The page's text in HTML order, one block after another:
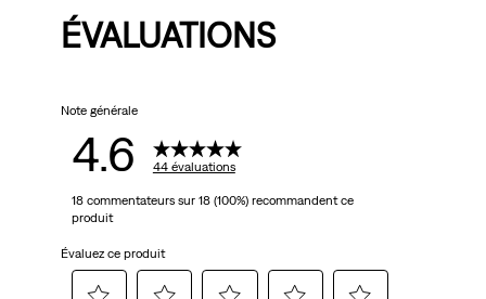
ÉVALUATIONS
Note générale
4.6 44 évaluations
18 commentateurs sur 18 (100%) recommandent ce
produit
Évaluez ce produit